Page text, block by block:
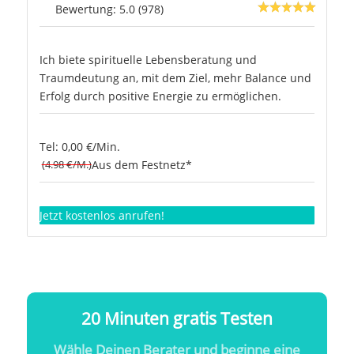
Bewertung: 5.0 (978)
Ich biete spirituelle Lebensberatung und
Traumdeutung an, mit dem Ziel, mehr Balance und
Erfolg durch positive Energie zu ermöglichen.
Tel: 0,00 €/Min.
(4.98 €/M.)Aus dem Festnetz*
Jetzt kostenlos anrufen!
20 Minuten gratis Testen
Wähle Deinen Berater und beginne eine